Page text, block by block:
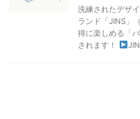
洗練されたデザ
ランド「JINS」
得に楽しめる「
されます！